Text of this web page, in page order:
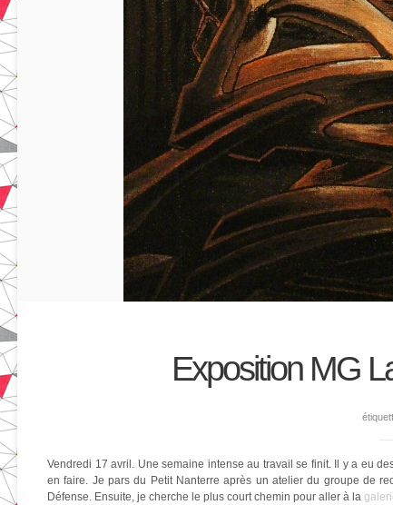
Exposition MG
Vendredi 17 avril. Une semaine intense au travail se finit. Il y a eu
en faire. Je pars du Petit Nanterre après un atelier du groupe de
Défense. Ensuite, je cherche le plus court chemin pour aller à la